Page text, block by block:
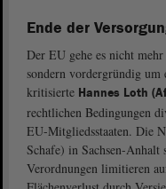
Ende der
Der EU gehe es nicht
sondern vordergründig um
kritisierte Hannes Loth
rechtlichen Bedingungen
EU-Mitgliedsstaaten. Die
Schafe) in Sachsen-Anhalt
Verordnungen limitieren